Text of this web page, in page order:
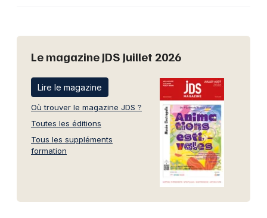
Le magazine JDS Juillet 2026
Lire le magazine
Où trouver le magazine JDS ?
Toutes les éditions
Tous les suppléments
formation